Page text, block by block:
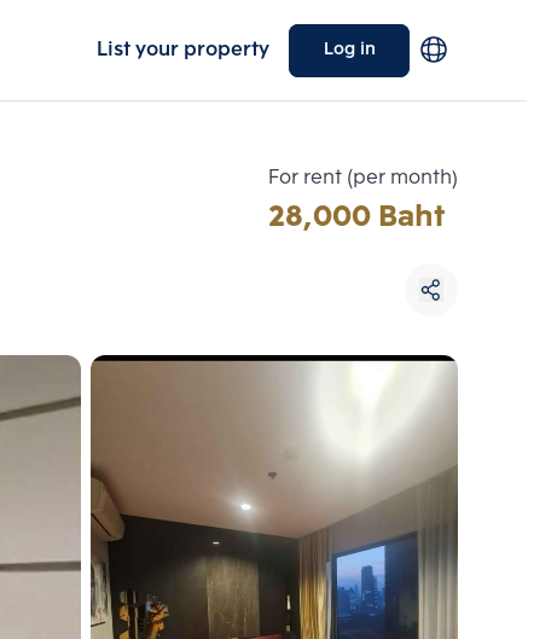
List your property Log in
For rent (per month)
28,000 Baht
units
Choose comparative unit